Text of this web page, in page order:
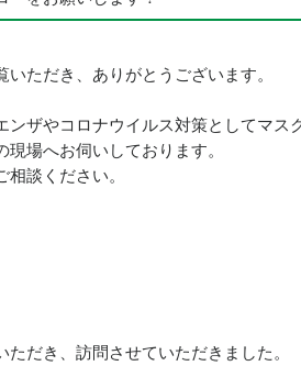
ただき、ありがとうございます。
ザやコロナウイルス対策としてマス
場へお伺いしております。
談ください。
だき、訪問させていただきました。